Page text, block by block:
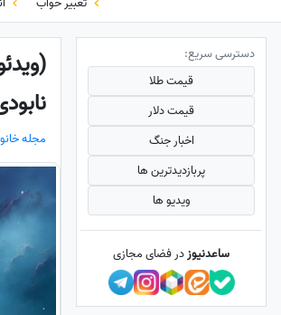
مجله
دسترسی سریع:
قیمت طلا
قیمت دلار
اخبار جنگ
پربازدید‌ترین ها
ویدیو ها
ساعدنیوزدر فضای مجازی